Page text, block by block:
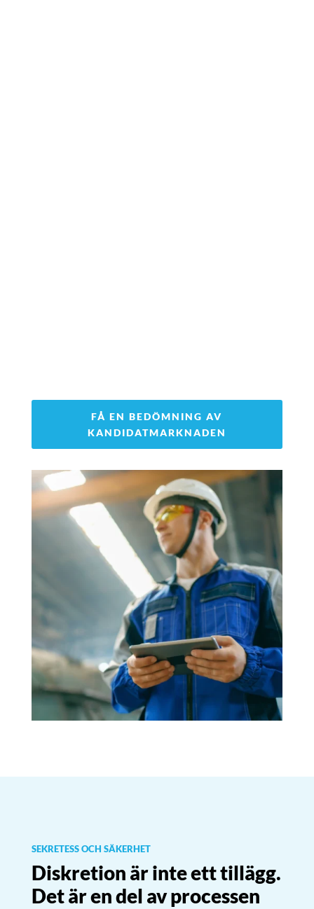
FÅ EN BEDÖMNING AV
KANDIDATMARKNADEN
SEKRETESS OCH SÄKERHET
Diskretion är inte ett tillägg.
Det är en del av processen